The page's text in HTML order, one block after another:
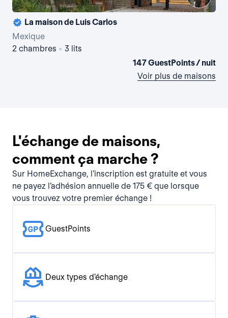
La maison de Luis Carlos
Mexique
2 chambres • 3 lits
147 GuestPoints / nuit
Voir plus de maisons
L'échange de maisons,
comment ça marche ?
Sur HomeExchange, l’inscription est gratuite et vous
ne payez l’adhésion annuelle de 175 € que lorsque
vous trouvez votre premier échange !
GuestPoints
Deux types d'échange